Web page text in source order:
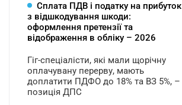
Сплата ПДВ і податку на прибуток
з відшкодування шкоди:
оформлення претензії та
відображення в обліку – 2026
Гіг-спеціалісти, які мали щорічну
оплачувану перерву, мають
доплатити ПДФО до 18% та ВЗ 5%, –
позиція ДПС